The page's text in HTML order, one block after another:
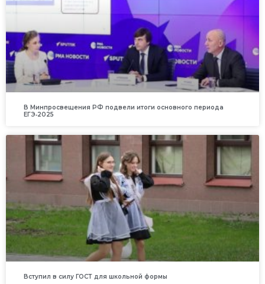
В Минпросвещения РФ подвели итоги основного периода
ЕГЭ‑2025
Вступил в силу ГОСТ для школьной формы